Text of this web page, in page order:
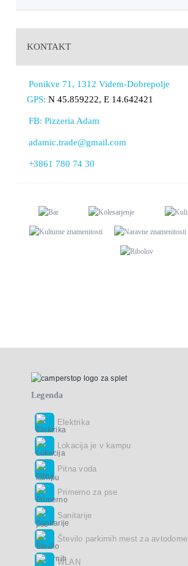
KONTAKT
Ponikve 71, 1312 Videm-Dobrepolje
GPS: N 45.859222, E 14.642421
FB: Pizzeria Adam
adamic.trade@gmail.com
+3861 780 74 30
Legenda
Elektrika
Lokacija je v kampu
Pitna voda
Primerno za pse
Sanitarije
Število parkirnih mest za avtodome
WLAN